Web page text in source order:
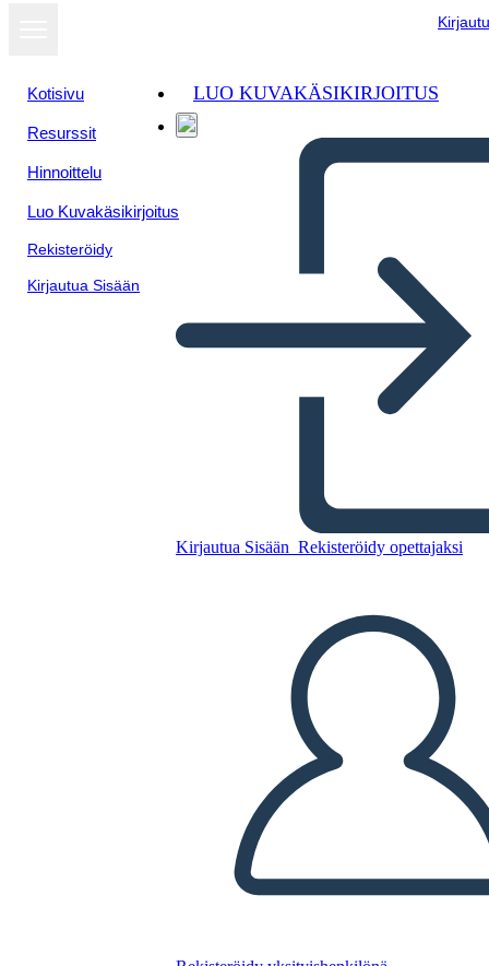
Kotisivu
Resurssit
Hinnoittelu
Luo Kuvakäsikirjoitus
Rekisteröidy
Kirjautua Sisään
LUO KUVAKÄSIKIRJOITUS
Kirjautua Sisään Rekisteröidy opettajaksi
Kopioi tämä kuvakäsikirjoitus
TOISTA DIAESITYS
LUE MINULLE
Näytä
diaesityksenä